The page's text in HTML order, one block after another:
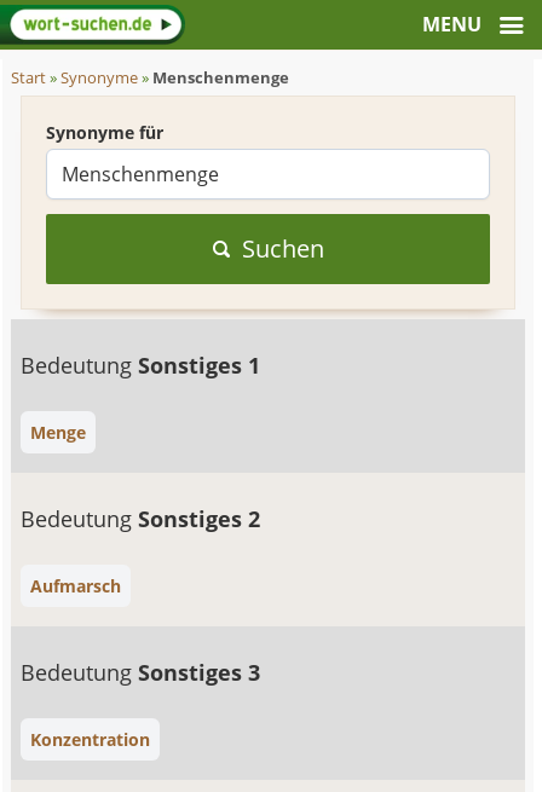
Start»Synonyme» Menschenmenge
Synonyme für
Suchen
BedeutungSonstiges 1
Menge
BedeutungSonstiges 2
Aufmarsch
BedeutungSonstiges 3
Konzentration